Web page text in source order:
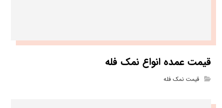
قیمت عمده انواع نمک فله
قیمت نمک فله